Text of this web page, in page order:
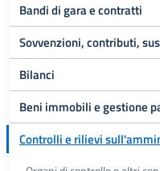
Bandi di gara e contratti
Sovvenzioni, contributi,
Bilanci
Beni immobili e gestione
Controlli e rilievi